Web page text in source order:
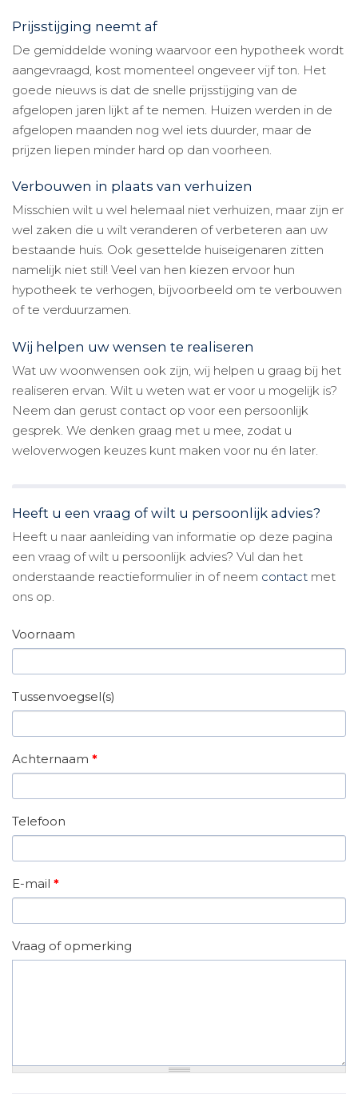
Prijsstijging neemt af
De gemiddelde woning waarvoor een hypotheek wordt
aangevraagd, kost momenteel ongeveer vijf ton. Het
goede nieuws is dat de snelle prijsstijging van de
afgelopen jaren lijkt af te nemen. Huizen werden in de
afgelopen maanden nog wel iets duurder, maar de
prijzen liepen minder hard op dan voorheen.
Verbouwen in plaats van verhuizen
Misschien wilt u wel helemaal niet verhuizen, maar zijn er
wel zaken die u wilt veranderen of verbeteren aan uw
bestaande huis. Ook gesettelde huiseigenaren zitten
namelijk niet stil! Veel van hen kiezen ervoor hun
hypotheek te verhogen, bijvoorbeeld om te verbouwen
of te verduurzamen.
Wij helpen uw wensen te realiseren
Wat uw woonwensen ook zijn, wij helpen u graag bij het
realiseren ervan. Wilt u weten wat er voor u mogelijk is?
Neem dan gerust contact op voor een persoonlijk
gesprek. We denken graag met u mee, zodat u
weloverwogen keuzes kunt maken voor nu én later.
Heeft u een vraag of wilt u persoonlijk advies?
Heeft u naar aanleiding van informatie op deze pagina
een vraag of wilt u persoonlijk advies? Vul dan het
onderstaande reactieformulier in of neem contact met
ons op.
Voornaam
Tussenvoegsel(s)
Achternaam *
Telefoon
E-mail *
Vraag of opmerking